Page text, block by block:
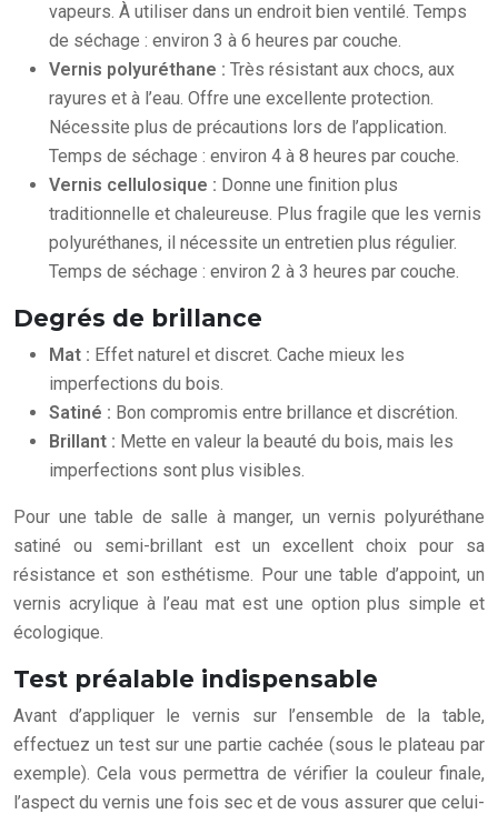
vapeurs. À utiliser dans un endroit bien ventilé. Temps
de séchage : environ 3 à 6 heures par couche.
Vernis polyuréthane : Très résistant aux chocs, aux
rayures et à l’eau. Offre une excellente protection.
Nécessite plus de précautions lors de l’application.
Temps de séchage : environ 4 à 8 heures par couche.
Vernis cellulosique : Donne une finition plus
traditionnelle et chaleureuse. Plus fragile que les vernis
polyuréthanes, il nécessite un entretien plus régulier.
Temps de séchage : environ 2 à 3 heures par couche.
Degrés de brillance
Mat : Effet naturel et discret. Cache mieux les
imperfections du bois.
Satiné : Bon compromis entre brillance et discrétion.
Brillant : Mette en valeur la beauté du bois, mais les
imperfections sont plus visibles.
Pour une table de salle à manger, un vernis polyuréthane
satiné ou semi-brillant est un excellent choix pour sa
résistance et son esthétisme. Pour une table d’appoint, un
vernis acrylique à l’eau mat est une option plus simple et
écologique.
Test préalable indispensable
Avant d’appliquer le vernis sur l’ensemble de la table,
effectuez un test sur une partie cachée (sous le plateau par
exemple). Cela vous permettra de vérifier la couleur finale,
l’aspect du vernis une fois sec et de vous assurer que celui-